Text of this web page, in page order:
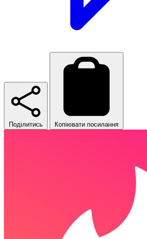
Поділитись Копіювати посилання